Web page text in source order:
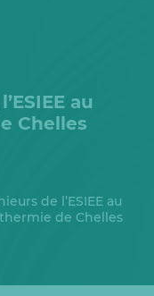
au
Chelles
de l’ESIEE au
de Chelles